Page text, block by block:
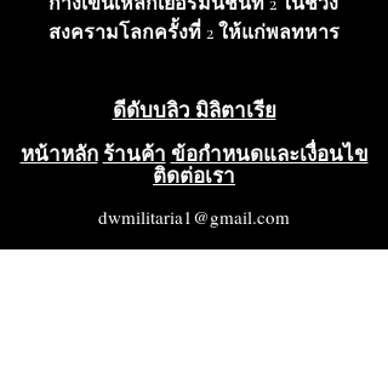
สงครามโลกครั้งที่ 2 ให้แก่พลทหาร
ดีดับบลิว มิลิตาเรีย
หน้าหลัก ร้านค้า ข้อกำหนดและเงื่อนไข
ติดต่อเรา
dwmilitaria1@gmail.com